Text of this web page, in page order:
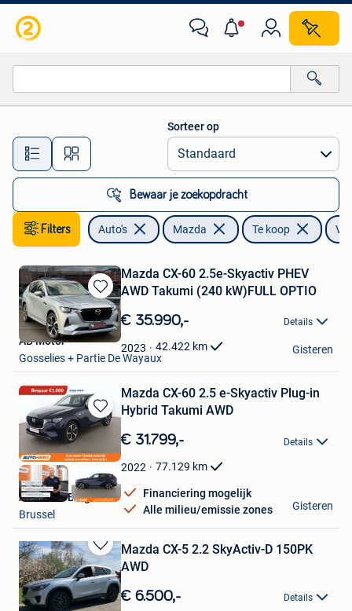
Alle afstanden…
Sorteer op
Bewaar je zoekopdracht
Filters Auto's Mazda Te koop
Bewaren
Mijn
Favorieten
Mazda CX-60 2.5e-Skyactiv PHEV
AWD Takumi (240 kW)FULL OPTIO
€ 35.990,- Details
2023 42.422 km
AB Motor
Gosselies + Partie De Wayaux
Gisteren
Bewaren
in
Favorieten
Mazda CX-60 2.5 e-Skyactiv Plug-in
Hybrid Takumi AWD
€ 31.799,- Details
2022 77.129 km
Financiering mogelijk
Alle milieu/emissie zones
Autohero België
Brussel
Gisteren
Bewaren
in
Mijn
Favorieten
Mazda CX-5 2.2 SkyActiv-D 150PK
AWD
€ 6.500,- Details